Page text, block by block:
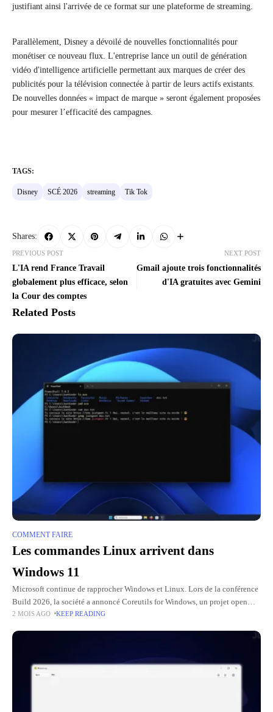
justifiant ainsi l'arrivée de ce format sur une plateforme de streaming.
Parallèlement, Disney a dévoilé de nouvelles fonctionnalités pour
monétiser ce nouveau flux. L'entreprise lance un outil de génération
vidéo d'intelligence artificielle permettant aux marques de créer des
publicités pour la télévision connectée à partir de leurs actifs existants.
De nouvelles données « impact de marque » seront également proposées
pour mesurer l’efficacité des campagnes.
TAGS:
Disney SCÉ 2026 streaming Tik Tok
Shares:
PREVIOUS POST
L'IA rend France Travail
globalement plus efficace, selon
la Cour des comptes
NEXT POST
Gmail ajoute trois fonctionnalités
d'IA gratuites avec Gemini
Related Posts
COMMENT FAIRE
Les commandes Linux arrivent dans
Windows 11
Microsoft continue de rapprocher Windows et Linux. Lors de la conférence
Build 2026, la société a annoncé Coreutils for Windows, un projet open
source qui permet d'utiliser plus de 75
2 MOIS AGO KEEP READING